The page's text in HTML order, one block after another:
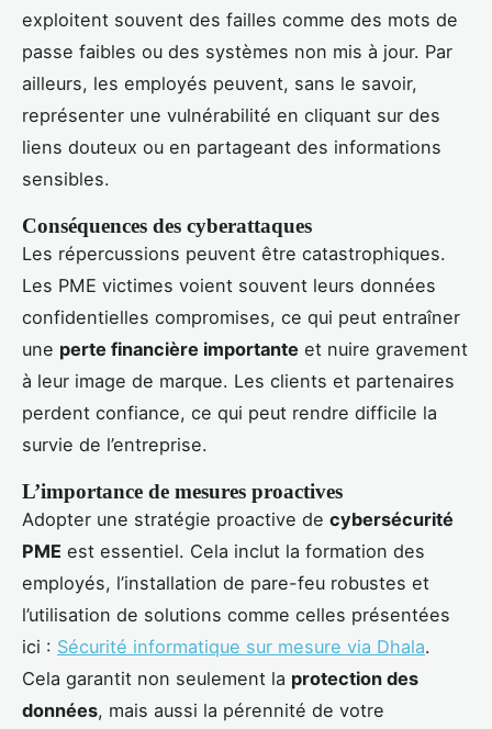
exploitent souvent des failles comme des mots de
passe faibles ou des systèmes non mis à jour. Par
ailleurs, les employés peuvent, sans le savoir,
représenter une vulnérabilité en cliquant sur des
liens douteux ou en partageant des informations
sensibles.
Conséquences des cyberattaques
Les répercussions peuvent être catastrophiques.
Les PME victimes voient souvent leurs données
confidentielles compromises, ce qui peut entraîner
une perte financière importante et nuire gravement
à leur image de marque. Les clients et partenaires
perdent confiance, ce qui peut rendre difficile la
survie de l’entreprise.
L’importance de mesures proactives
Adopter une stratégie proactive de cybersécurité
PME est essentiel. Cela inclut la formation des
employés, l’installation de pare-feu robustes et
l’utilisation de solutions comme celles présentées
ici : Sécurité informatique sur mesure via Dhala.
Cela garantit non seulement la protection des
données, mais aussi la pérennité de votre